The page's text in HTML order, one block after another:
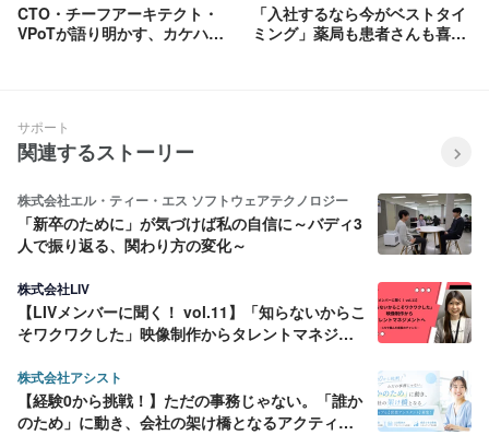
CTO・チーフアーキテクト・
VPoTが語り明かす、カケハシ
「入社するなら今がベストタイ
ミング」薬局も患者さんも喜ぶ
サポート
関連するストーリー
株式会社エル・ティー・エス ソフトウェアテクノロジー
「新卒のために」が気づけば私の自信に～バディ3
人で振り返る、関わり方の変化～
株式会社LIV
【LIVメンバーに聞く！ vol.11】「知らないからこ
そワクワクした」映像制作からタレントマネジメ
株式会社アシスト
【経験0から挑戦！】ただの事務じゃない。「誰か
のため」に動き、会社の架け橋となるアクティブ